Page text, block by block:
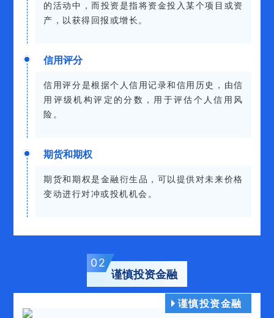
的活动中，而投资是指将资金投入某个项目或资
产，以获得回报或增长。
信用评分
信用评分是根据个人信用记录和信用历史，由信
用评级机构评定的分数，用于评估个人信用风
险。
期货和期权
期货和期权是金融衍生品，可以提供对未来价格
变动进行对冲或投机机会。
02
谨慎投资金融
谨慎投资金融